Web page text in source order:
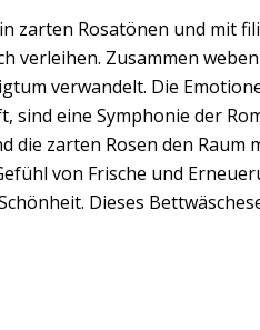
zarten Rosatönen und mit
verleihen. Zusammen
verwandelt. Die
eine Symphonie der
die zarten Rosen den
von Frische und
Dieses